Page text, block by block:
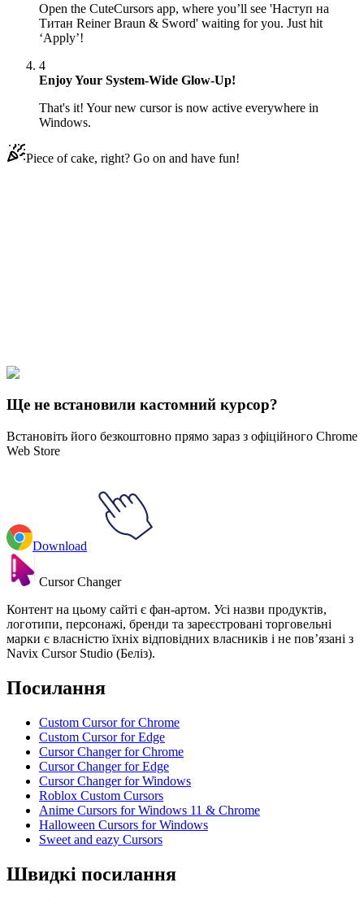
Open the CuteCursors app, where you’ll see 'Наступ на
Титан Reiner Braun & Sword' waiting for you. Just hit
‘Apply’!
4
Enjoy Your System-Wide Glow-Up!
That's it! Your new cursor is now active everywhere in
Windows.
Piece of cake, right? Go on and have fun!
Напад на титан
Sword
Ще не встановили кастомний курсор?
Встановіть його безкоштовно прямо зараз з офіційного Chrome
Web Store
Download
Cursor Changer
Контент на цьому сайті є фан-артом. Усі назви продуктів,
логотипи, персонажі, бренди та зареєстровані торговельні
марки є власністю їхніх відповідних власників і не пов’язані з
Navix Cursor Studio (Беліз).
Посилання
Custom Cursor for Chrome
Custom Cursor for Edge
Cursor Changer for Chrome
Cursor Changer for Edge
Cursor Changer for Windows
Roblox Custom Cursors
Anime Cursors for Windows 11 & Chrome
Halloween Cursors for Windows
Sweet and eazy Cursors
Швидкі посилання